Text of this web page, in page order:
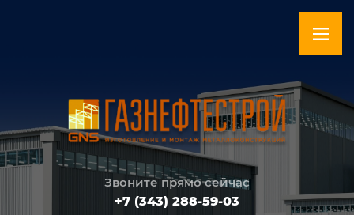
Звоните прямо сейчас
+7 (343) 288-59-03